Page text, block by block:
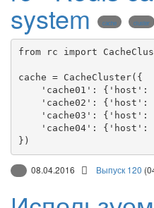
system cache cluster
from rc import
cache = CacheCluster({
' cache01 ' : { ' host ' :
' cache02 ' : { ' host ' :
' cache03 ' : { ' host ' :
' cache04' : { ' host ' :
})
08.04.2016 Выпуск 120